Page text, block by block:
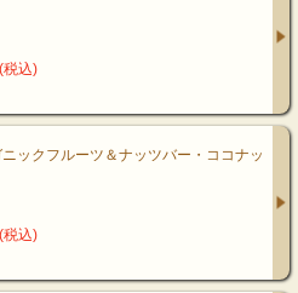
税込)
ックフルーツ＆ナッツバー・ココナッ
税込)